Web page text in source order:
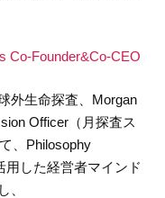
Co-Founder&Co-CEO
外生命探査、Morgan
Officer（月探査ス
、Philosophy
用した経営者マインド
、